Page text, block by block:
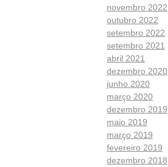
novembro 2022
outubro 2022
setembro 2022
setembro 2021
abril 2021
dezembro 2020
junho 2020
março 2020
dezembro 2019
maio 2019
março 2019
fevereiro 2019
dezembro 2018